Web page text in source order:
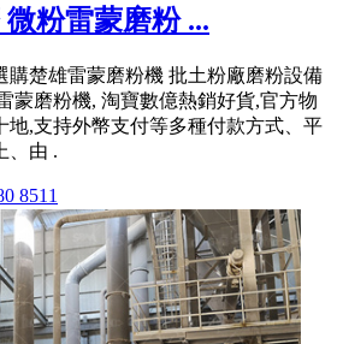
粉雷蒙磨粉 ...
購楚雄雷蒙磨粉機 批土粉廠磨粉設備
蒙磨粉機, 淘寶數億熱銷好貨,官方物
地,支持外幣支付等多種付款方式、平
、由 .
8511